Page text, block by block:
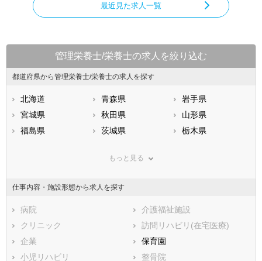
最近見た求人一覧
管理栄養士/栄養士の求人を絞り込む
都道府県から管理栄養士/栄養士の求人を探す
北海道 青森県
岩手県
宮城県
秋田県
山形県
福島県
茨城県
栃木県
神奈川県
石川県
福井県
静岡県
三重県
滋賀県
大阪府
兵庫県
鳥取県
もっと見る
仕事内容・施設形態から求人を探す
病院
介護福祉施設
クリニック
訪問リハビリ(在宅医療)
企業
保育園
小児リハビリ
整骨院